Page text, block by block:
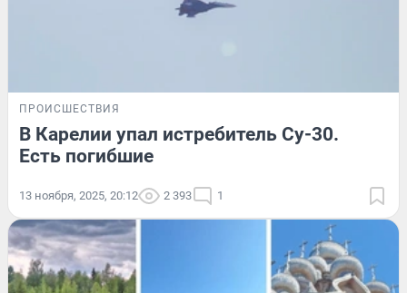
ПРОИСШЕСТВИЯ
В Карелии упал истребитель Су-30.
Есть погибшие
13 ноября, 2025, 20:12 2 393 1